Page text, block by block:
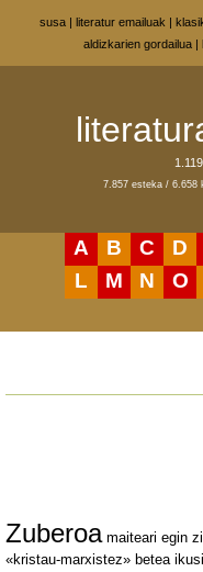
susa | literatur emailuak |
aldizkarien gordailua|
7.857 esteka / 6.658
A B C D
L
M N O
Zuberoamaiteari egin
«kristau-marxistez» betea